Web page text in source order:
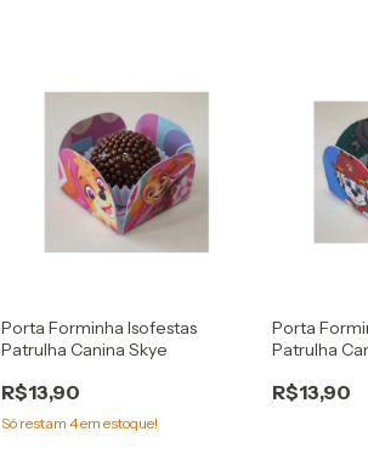
Porta Forminha Isofestas
Patrulha Canina Skye
R$13,90
Só restam4em estoque!
Porta
Patrulha
R$13,90